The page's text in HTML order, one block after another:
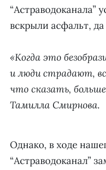
“Астраводоканала”
вскрыли асфальт,
«Когда это
и люди страдают,
что сказать,
Тамилла Смирнова.
Однако, в ходе
“Астраводоканал”